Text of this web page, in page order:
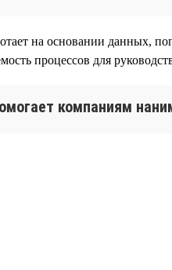
на основании данных,
процессов для
компаниям